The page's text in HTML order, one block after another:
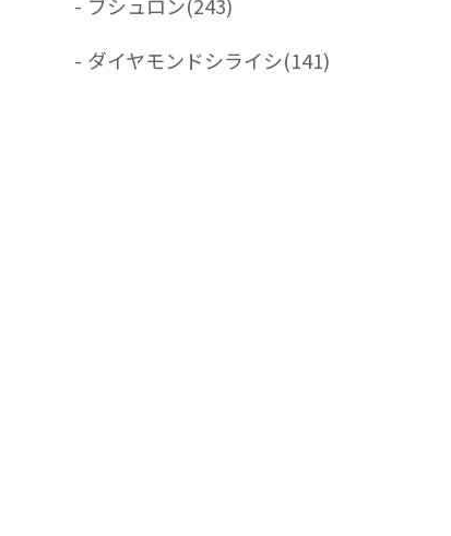
- ダイヤモンドシライシ(141)